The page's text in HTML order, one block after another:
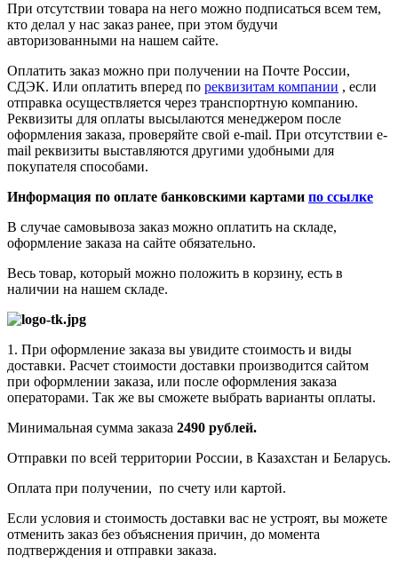
При отсутствии товара на него можно подписаться всем тем,
кто делал у нас заказ ранее, при этом будучи
авторизованными на нашем сайте.
Оплатить заказ можно при получении на Почте России,
СДЭК. Или оплатить вперед по реквизитам компании , если
отправка осуществляется через транспортную компанию.
Реквизиты для оплаты высылаются менеджером после
оформления заказа, проверяйте свой e-mail. При отсутствии e-
mail реквизиты выставляются другими удобными для
покупателя способами.
Информация по оплате банковскими картами по ссылке
В случае самовывоза заказ можно оплатить на складе,
оформление заказа на сайте обязательно.
Весь товар, который можно положить в корзину, есть в
наличии на нашем складе.
1. При оформление заказа вы увидите стоимость и виды
доставки. Расчет стоимости доставки производится сайтом
при оформлении заказа, или после оформления заказа
операторами. Так же вы сможете выбрать варианты оплаты.
Минимальная сумма заказа 2490 рублей.
Отправки по всей территории России, в Казахстан и Беларусь.
Оплата при получении, по счету или картой.
Если условия и стоимость доставки вас не устроят, вы можете
отменить заказ без объяснения причин, до момента
подтверждения и отправки заказа.